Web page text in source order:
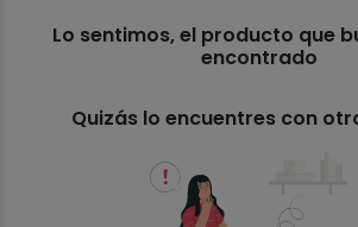
Lo sentimos, el producto que
encontrado
Quizás lo encuentres con